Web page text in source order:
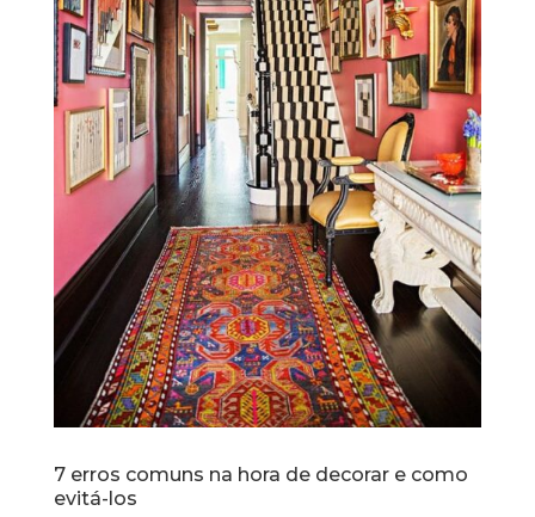
7 erros comuns na hora de decorar e como
evitá-los